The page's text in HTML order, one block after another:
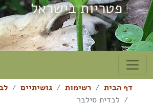
פטריות בישראל
דף הבית רשימות גושיתיים
לבדית סילבר